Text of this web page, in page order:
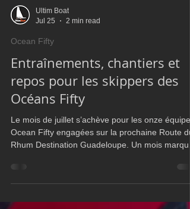
Jul 25
Ocean Fifty
Entraînements, chantiers et
repos pour les skippers des
Océans Fifty
Le mois de juillet s’achève pour les onze équipes
de préparation qui se poursuit à des rythmes